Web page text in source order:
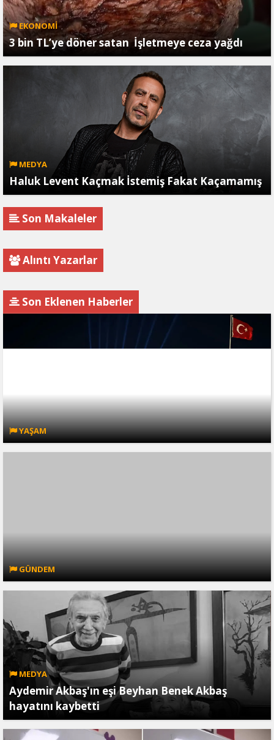
EKONOMİ
3 bin TL’ye döner satan İşletmeye ceza yağdı
MEDYA
Haluk Levent Kaçmak İstemiş Fakat Kaçamamış
Son Makaleler
Alıntı Yazarlar
Son Eklenen Haberler
YAŞAM
GÜNDEM
MEDYA
Aydemir Akbaş'ın eşi Beyhan Benek Akbaş
hayatını kaybetti